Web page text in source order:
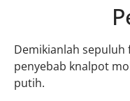
Demikianlah
penyebab knalpot
putih.